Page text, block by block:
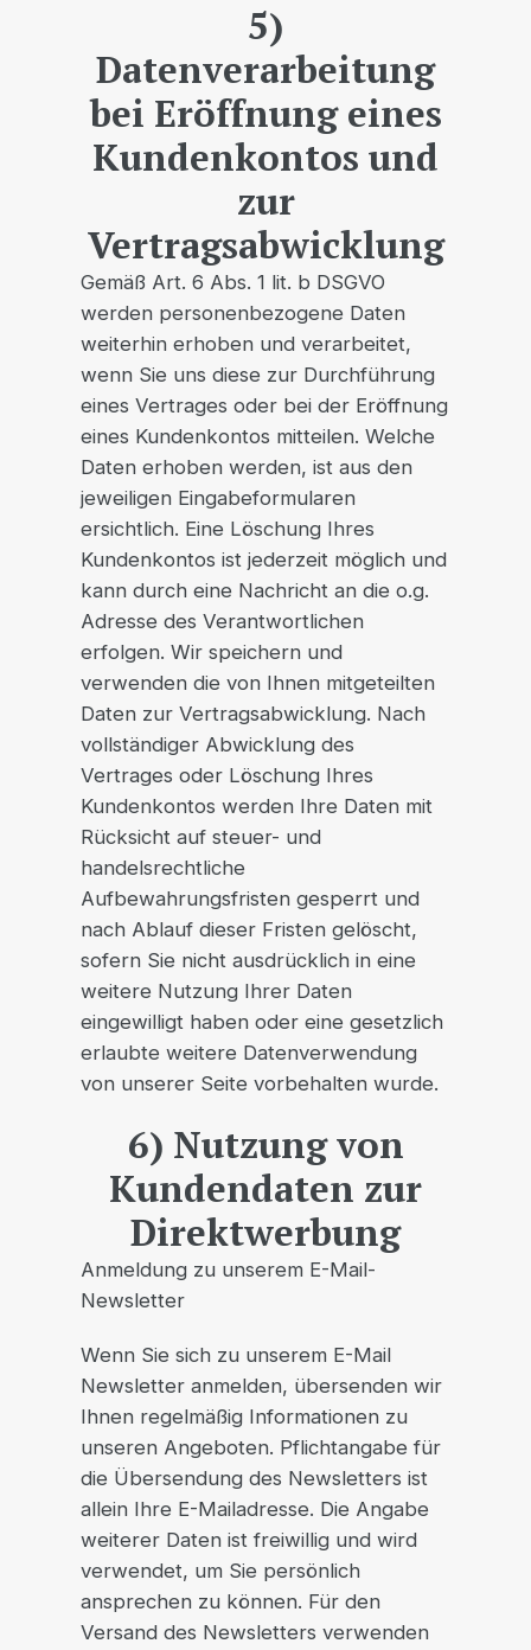
5)
Datenverarbeitung
bei Eröffnung eines
Kundenkontos und
zur
Vertragsabwicklung
Gemäß Art. 6 Abs. 1 lit. b DSGVO
werden personenbezogene Daten
weiterhin erhoben und verarbeitet,
wenn Sie uns diese zur Durchführung
eines Vertrages oder bei der Eröffnung
eines Kundenkontos mitteilen. Welche
Daten erhoben werden, ist aus den
jeweiligen Eingabeformularen
ersichtlich. Eine Löschung Ihres
Kundenkontos ist jederzeit möglich und
kann durch eine Nachricht an die o.g.
Adresse des Verantwortlichen
erfolgen. Wir speichern und
verwenden die von Ihnen mitgeteilten
Daten zur Vertragsabwicklung. Nach
vollständiger Abwicklung des
Vertrages oder Löschung Ihres
Kundenkontos werden Ihre Daten mit
Rücksicht auf steuer- und
handelsrechtliche
Aufbewahrungsfristen gesperrt und
nach Ablauf dieser Fristen gelöscht,
sofern Sie nicht ausdrücklich in eine
weitere Nutzung Ihrer Daten
eingewilligt haben oder eine gesetzlich
erlaubte weitere Datenverwendung
von unserer Seite vorbehalten wurde.
6) Nutzung von
Kundendaten zur
Direktwerbung
Anmeldung zu unserem E-Mail-
Newsletter
Wenn Sie sich zu unserem E-Mail
Newsletter anmelden, übersenden wir
Ihnen regelmäßig Informationen zu
unseren Angeboten. Pflichtangabe für
die Übersendung des Newsletters ist
allein Ihre E-Mailadresse. Die Angabe
weiterer Daten ist freiwillig und wird
verwendet, um Sie persönlich
ansprechen zu können. Für den
Versand des Newsletters verwenden